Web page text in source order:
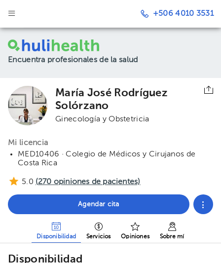
+506 4010 3531
Encuentra profesionales de la salud
María José Rodríguez
Solórzano
Ginecología y Obstetricia
Mi licencia
MED10406 · Colegio de Médicos y Cirujanos de
Costa Rica
5.0 (270 opiniones de pacientes)
Agendar cita
Disponibilidad Servicios Opiniones Sobre mí
Disponibilidad